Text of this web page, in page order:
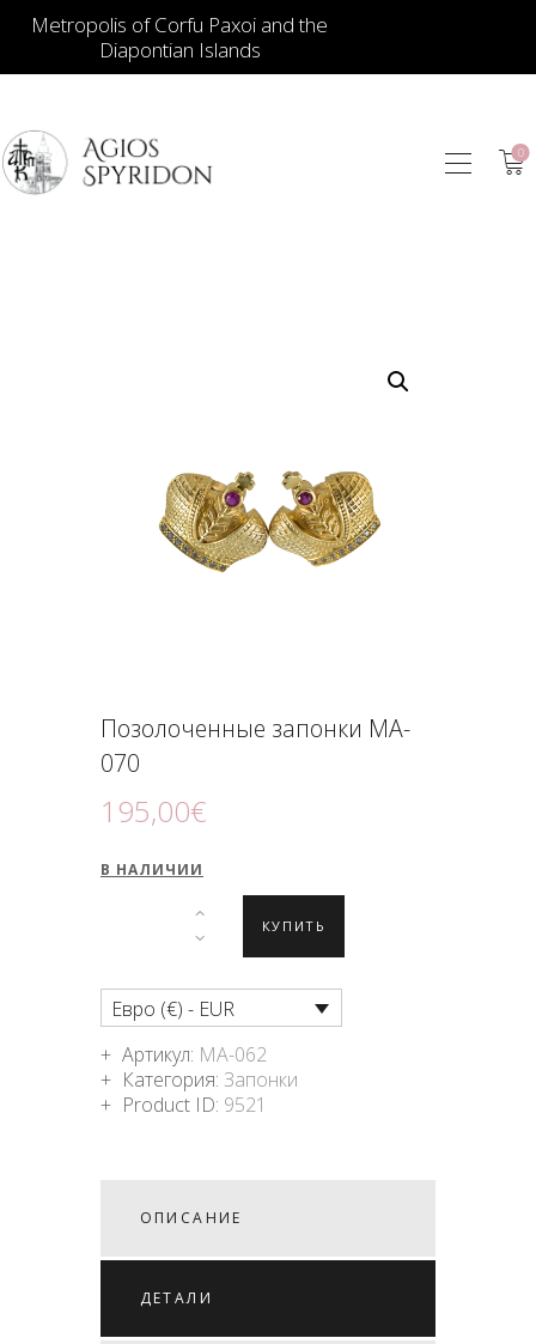
Metropolis of Corfu Paxoi and the
Diapontian Islands
0
СУВЕНИРЫ ДЛЯ
ДОМА
ПОДНОШЕНИЯ
Позолоченные запонки MA-
070
195,00€
В НАЛИЧИИ
КУПИТЬ
Евро (€) - EUR
Артикул: MA-062
Категория: Запонки
Product ID: 9521
ОПИСАНИЕ
ДЕТАЛИ